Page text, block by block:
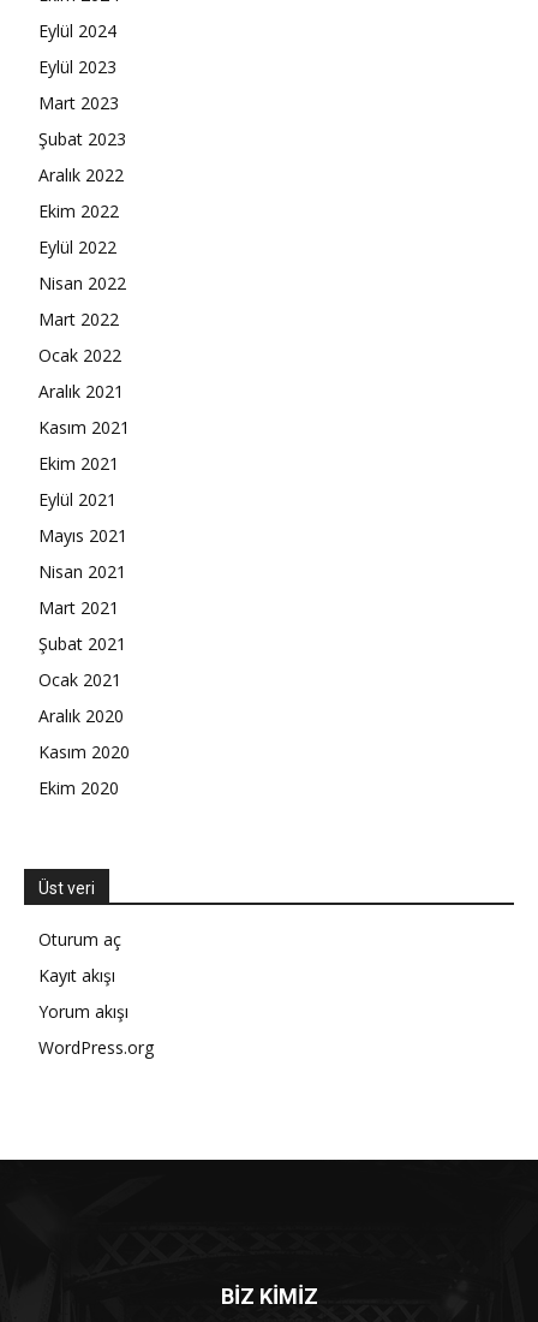
Eylül 2024
Eylül 2023
Mart 2023
Şubat 2023
Aralık 2022
Ekim 2022
Eylül 2022
Nisan 2022
Mart 2022
Ocak 2022
Aralık 2021
Kasım 2021
Ekim 2021
Eylül 2021
Mayıs 2021
Nisan 2021
Mart 2021
Şubat 2021
Ocak 2021
Aralık 2020
Kasım 2020
Ekim 2020
Üst veri
Oturum aç
Kayıt akışı
Yorum akışı
WordPress.org
BİZ KİMİZ